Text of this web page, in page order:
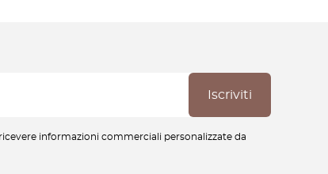
informazioni commerciali personalizzate da